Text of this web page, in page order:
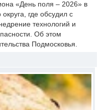
«День поля – 2026» в
где обсудил с
технологий и
Об этом
Подмосковья.